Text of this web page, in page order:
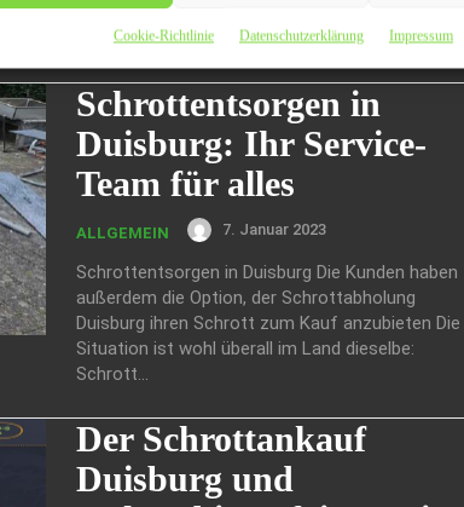
Cookie-Richtlinie Datenschutzerklärung Impressum
Geschichte bekannt, sondern auch für ihre
zunehmende Bedeutung im Bereich...
Schrottentsorgen in
Duisburg: Ihr Service-
Team für alles
ALLGEMEIN 7. Januar 2023
Schrottentsorgen in Duisburg Die Kunden haben
außerdem die Option, der Schrottabholung
Duisburg ihren Schrott zum Kauf anzubieten Die
Situation ist wohl überall im Land dieselbe:
Schrott...
Der Schrottankauf
Duisburg und